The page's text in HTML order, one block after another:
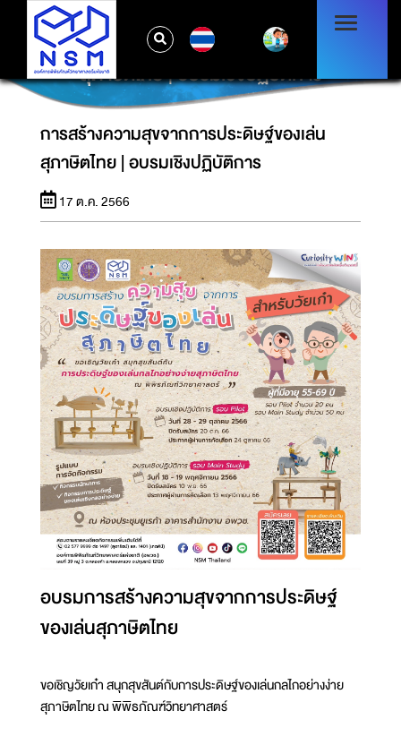
การสร้างความสุขจากการประดิษฐ์ของเล่น
สุภาษิตไทย | อบรมเชิงปฏิบัติการ
การสร้างความสุขจากการประดิษฐ์ของเล่น
สุภาษิตไทย | อบรมเชิงปฏิบัติการ
17 ต.ค. 2566
อบรมการสร้างความสุขจากการประดิษฐ์
ของเล่นสุภาษิตไทย
ขอเชิญวัยเก๋า สนุกสุขสันต์กับการประดิษฐ์ของเล่นกลไกอย่างง่าย
สุภาษิตไทย ณ พิพิธภัณฑ์วิทยาศาสตร์